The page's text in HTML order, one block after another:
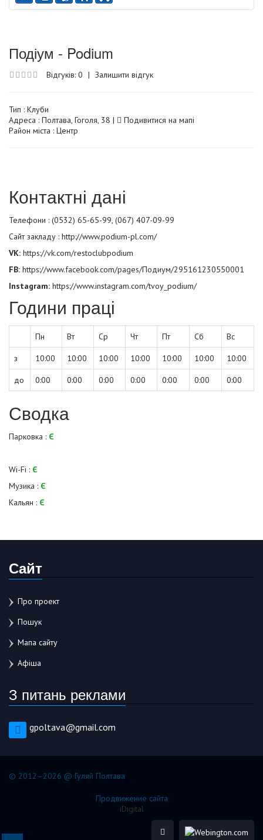
Подіум - Podium
Відгуків: 0 | Залишити відгук
Тип : Клуби
Адреса : Полтава, Гоголя, 38 |
Подивитися на мапі
Район міста : Центр
Контактні дані
Телефони : (0532) 65-65-99, (067) 407-09-99
Сайт закладу : http://www.podium-pl.com/
VK: https://vk.com/restoclubpodium
FB: https://www.facebook.com/pages/Подиум/295161230550001
Instagram: https://www.instagram.com/tvoy_podium/
Години праці
Пн Вт Ср Чт Пт Сб Вс
з 10:00 10:00 10:00 10:00 10:00 10:00 10:00
до 0:00 0:00 0:00 0:00 0:00 0:00 0:00
Сводка
Парковка : Є
Wi-Fi : Є
Музика : Є
Кальян : Є
Сайт
Про проект
Пошук
Мапа сайту
Афіша
З питань реклами
gpoltava@gmail.com
© 2012–2026 @ Гуляй Полтава
Продвижение сайта
iDigital